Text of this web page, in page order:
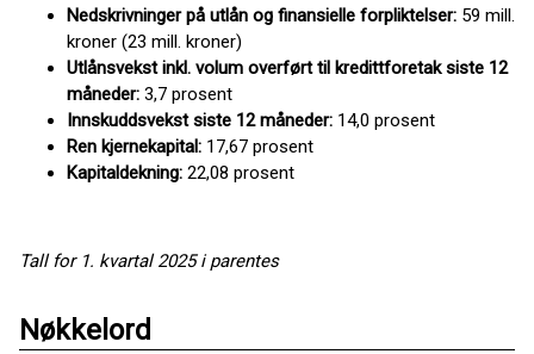
Nedskrivninger på utlån og finansielle forpliktelser: 59 mill.
kroner (23 mill. kroner)
Utlånsvekst inkl. volum overført til kredittforetak siste 12
måneder: 3,7 prosent
Innskuddsvekst siste 12 måneder: 14,0 prosent
Ren kjernekapital: 17,67 prosent
Kapitaldekning: 22,08 prosent
Tall for 1. kvartal 2025 i parentes
Nøkkelord